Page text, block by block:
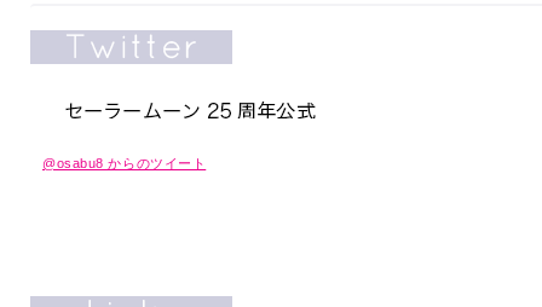
@osabu8 からのツイート